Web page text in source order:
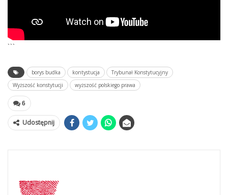
```
borys budka kontystucja
Trybunał Konstytucyjny
Wyższość konstytucji
wyższość polskiego prawa
6
Udostępnij